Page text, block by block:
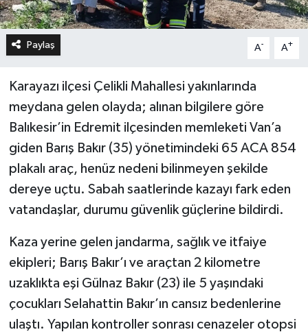
Paylaş A- A+
Karayazı ilçesi Çelikli Mahallesi yakınlarında
meydana gelen olayda; alınan bilgilere göre
Balıkesir’in Edremit ilçesinden memleketi Van’a
giden Barış Bakır (35) yönetimindeki 65 ACA 854
plakalı araç, henüz nedeni bilinmeyen şekilde
dereye uçtu. Sabah saatlerinde kazayı fark eden
vatandaşlar, durumu güvenlik güçlerine bildirdi.
Kaza yerine gelen jandarma, sağlık ve itfaiye
ekipleri; Barış Bakır’ı ve araçtan 2 kilometre
uzaklıkta eşi Gülnaz Bakır (23) ile 5 yaşındaki
çocukları Selahattin Bakır’ın cansız bedenlerine
ulaştı. Yapılan kontroller sonrası cenazeler otopsi